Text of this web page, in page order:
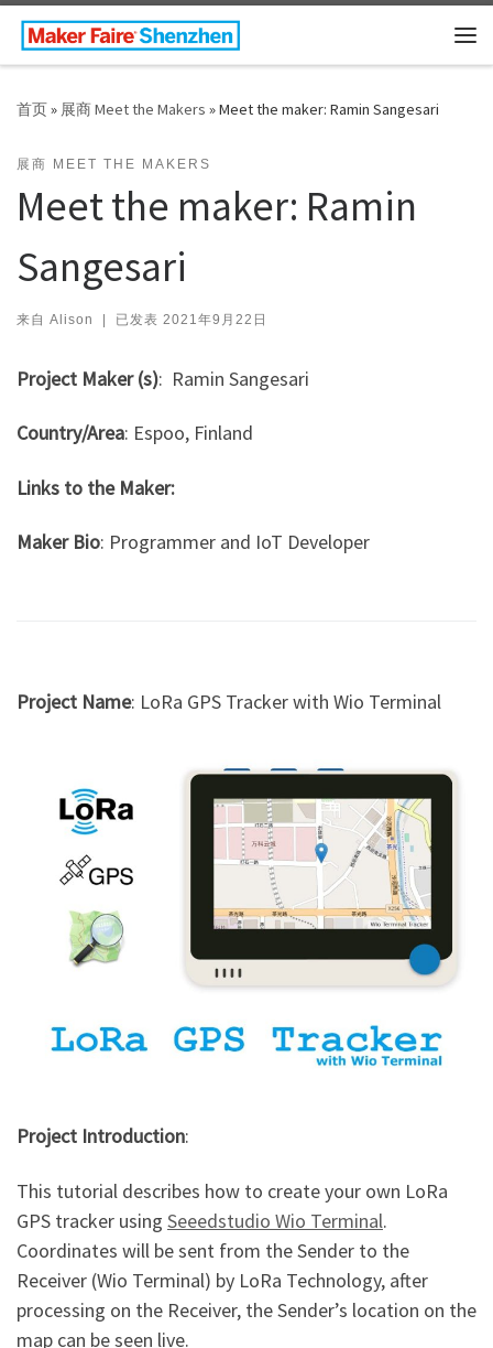
Skip to content
首页» 展商 Meet the Makers »Meet the maker: Ramin Sangesari
展商 MEET THE MAKERS
Meet the maker: Ramin
Sangesari
来自 Alison | 已发表 2021年9月22日
Project Maker (s): Ramin Sangesari
Country/Area: Espoo, Finland
Links to the Maker:
Maker Bio: Programmer and IoT Developer
Project Name: LoRa GPS Tracker with Wio Terminal
Project Introduction:
This tutorial describes how to create your own LoRa
GPS tracker using Seeedstudio Wio Terminal.
Coordinates will be sent from the Sender to the
Receiver (Wio Terminal) by LoRa Technology, after
processing on the Receiver, the Sender’s location on the
map can be seen live.